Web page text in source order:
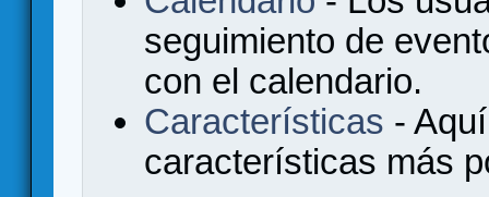
seguimiento de
con el calendario.
Características -
características más